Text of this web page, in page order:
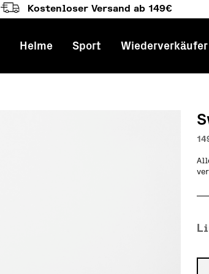
Kostenloser Versand ab 149€
Helme Sport Wiederverkäufer